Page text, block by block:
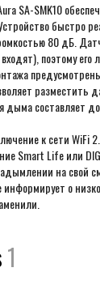
SA-SMK10
быстро
80 дБ.
поэтому его
разместить
дыма составляет
к сети WiFi
Smart Life или
на свой
о
1